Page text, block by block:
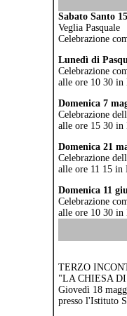
Sabato Santo
Veglia Pasquale
Celebrazione
Lunedì di
Celebrazione
alle ore 10 30 in
Domenica 7
Celebrazione
alle ore 15 30 in
Domenica 21
Celebrazione
alle ore 11 15 in
Domenica 11
Celebrazione
alle ore 10 30 in
TERZO
"LA CHIESA
Giovedì 18
presso l'Istituto